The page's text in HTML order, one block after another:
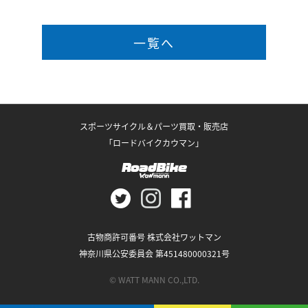
一覧へ
スポーツサイクル＆パーツ買取・販売店
「ロードバイクカウマン」
古物商許可番号 株式会社ワットマン
神奈川県公安委員会 第451480000321号
© WATT MANN CO.,LTD.